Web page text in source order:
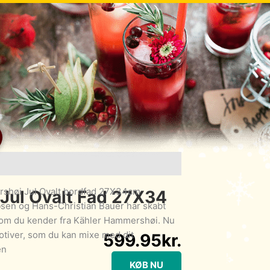
Ovalt Fad 27X34
599.95kr.
KØB NU
Jul Ovalt bordfad 27X34cm
og Hans-Christian Bauer har skabt
du kender fra Kähler Hammershøi. Nu
som du kan mixe med dit